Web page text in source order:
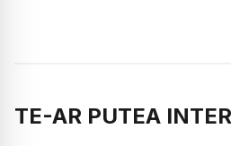
TE-AR PUTEA